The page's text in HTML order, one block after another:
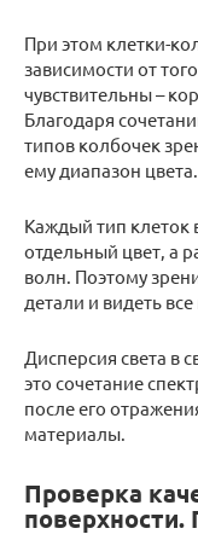
При этом клетки-
зависимости от
чувствительны –
Благодаря
типов колбочек
ему диапазон цвета.
Каждый тип клеток
отдельный цвет, а
волн. Поэтому
детали и видеть
Дисперсия света в
это сочетание
после его
материалы.
Проверка
поверхности.